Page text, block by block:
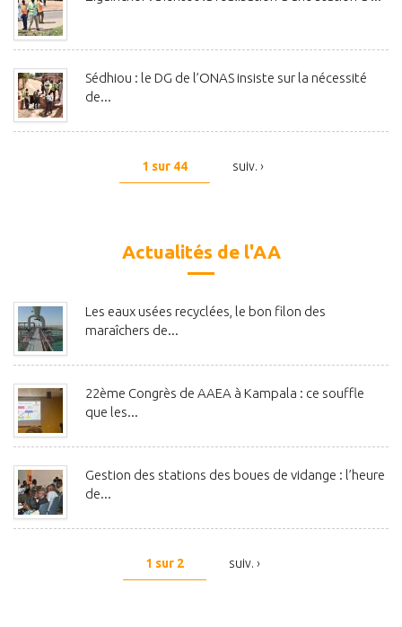
Sédhiou : le DG de l’ONAS insiste sur la nécessité
de...
1 sur 44 suiv. ›
Actualités de l'AA
Les eaux usées recyclées, le bon filon des
maraîchers de...
22ème Congrès de AAEA à Kampala : ce souffle
que les...
Gestion des stations des boues de vidange : l’heure
de...
1 sur 2 suiv. ›